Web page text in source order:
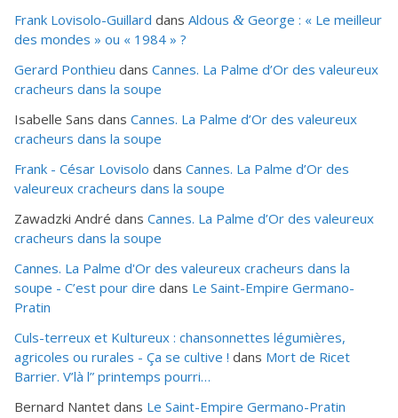
Frank Lovisolo-Guillard dans Aldous & George : « Le meilleur
des mondes » ou « 1984 » ?
Gerard Ponthieu dans Cannes. La Palme d’Or des valeureux
cracheurs dans la soupe
Isabelle Sans dans Cannes. La Palme d’Or des valeureux
cracheurs dans la soupe
Frank - César Lovisolo dans Cannes. La Palme d’Or des
valeureux cracheurs dans la soupe
Zawadzki André dans Cannes. La Palme d’Or des valeureux
cracheurs dans la soupe
Cannes. La Palme d'Or des valeureux cracheurs dans la
soupe - C’est pour dire dans Le Saint-Empire Germano-
Pratin
Culs-terreux et Kultureux : chansonnettes légumières,
agricoles ou rurales - Ça se cultive ! dans Mort de Ricet
Barrier. V’là l” printemps pourri…
Bernard Nantet dans Le Saint-Empire Germano-Pratin